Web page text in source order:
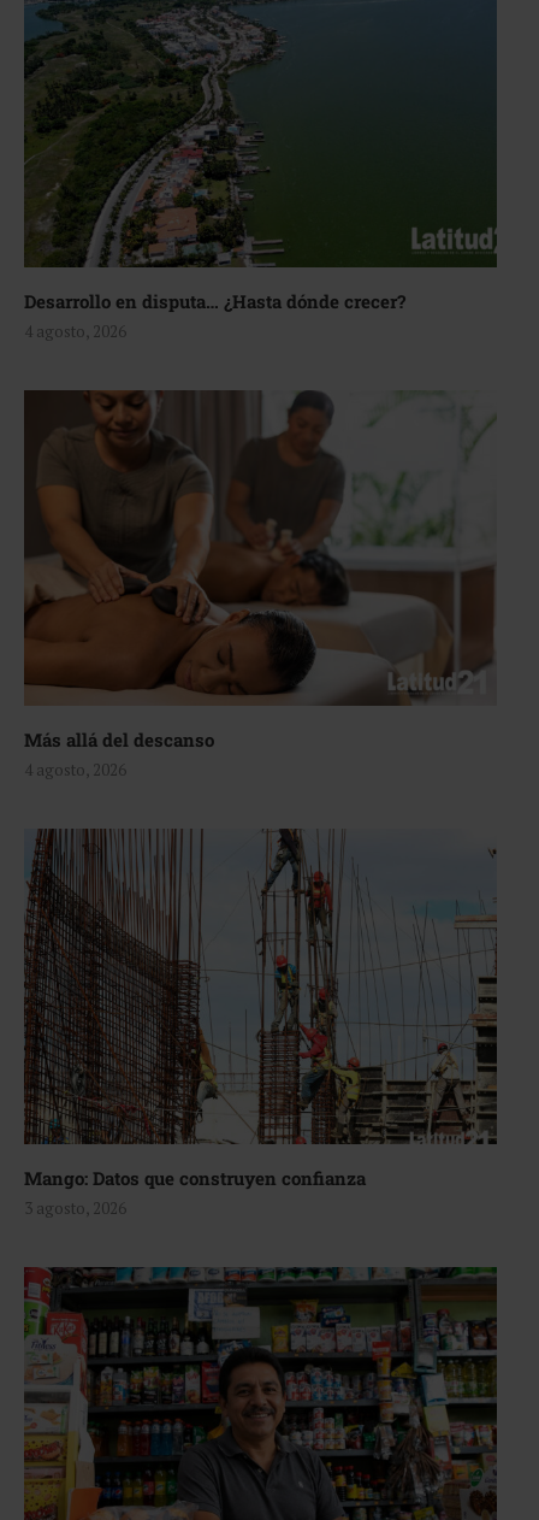
Desarrollo en disputa… ¿Hasta dónde crecer?
4 agosto, 2026
Más allá del descanso
4 agosto, 2026
Mango: Datos que construyen confianza
3 agosto, 2026